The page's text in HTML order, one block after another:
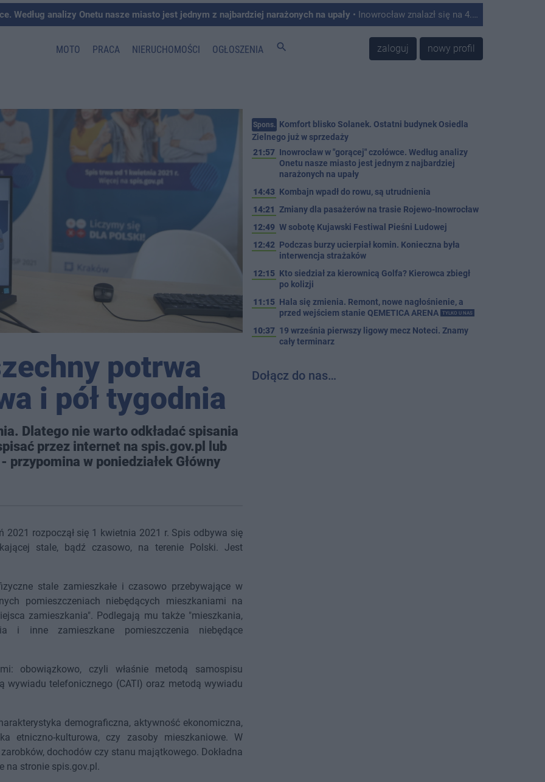
Według analizy Onetu nasze miasto jest jednym z najbardziej narażonych na upały • Inowrocław znalazł się na 4. miejscu w Polsce w rankingu miast najbardziej podatnych na skutki upałów. Tak wynika z analizy przygotowanej przez Onet, który opracował autorski Indeks Podatności na Upały na podstawie danych satelitarnych, informacji o zabudowie, ilości zieleni oraz struktury mieszkańców.
MOTO PRACA NIERUCHOMOŚCI OGŁOSZENIA search zaloguj nowy profil
potrwa
i pół tygodnia
Dlatego nie warto odkładać spisania
przez internet na spis.gov.pl lub
w poniedziałek Główny
rozpoczął się 1 kwietnia 2021 r. Spis odbywa się
stale, bądź czasowo, na terenie Polski. Jest
stale zamieszkałe i czasowo przebywające w
pomieszczeniach niebędących mieszkaniami na
zamieszkania". Podlegają mu także "mieszkania,
i inne zamieszkane pomieszczenia niebędące
obowiązkowo, czyli właśnie metodą samospisu
wywiadu telefonicznego (CATI) oraz metodą wywiadu
demograficzna, aktywność ekonomiczna,
etniczno-kulturowa, czy zasoby mieszkaniowe. W
dochodów czy stanu majątkowego. Dokładna
na stronie spis.gov.pl.
Spons. Komfort blisko Solanek. Ostatni budynek Osiedla
Zielnego już w sprzedaży
21:57 Inowrocław w "gorącej" czołówce. Według analizy
Onetu nasze miasto jest jednym z najbardziej
narażonych na upały
14:43 Kombajn wpadł do rowu, są utrudnienia
14:21 Zmiany dla pasażerów na trasie Rojewo-Inowrocław
12:49 W sobotę Kujawski Festiwal Pieśni Ludowej
12:42 Podczas burzy ucierpiał komin. Konieczna była
interwencja strażaków
12:15 Kto siedział za kierownicą Golfa? Kierowca zbiegł
po kolizji
11:15 Hala się zmienia. Remont, nowe nagłośnienie, a
przed wejściem stanie QEMETICA ARENA
TYLKO U NAS
10:37 19 września pierwszy ligowy mecz Noteci. Znamy
cały terminarz
Dołącz do nas…